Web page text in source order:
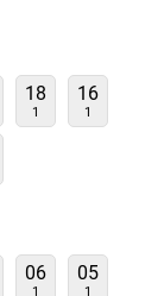
18
1
16
1
06
1
05
1